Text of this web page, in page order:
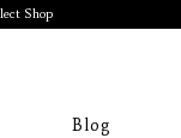
Shop
T-Shirt,
Blog